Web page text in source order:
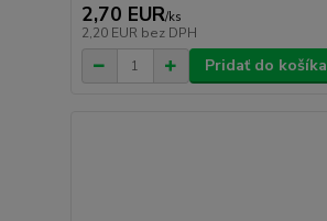
2,70 EUR/ks
2,20 EUR bez DPH
Pridať do košíka